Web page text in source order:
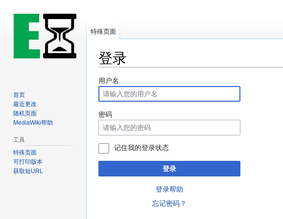
登录
跳
到
导
航
跳
到
搜
索
用户名
密码
记住我的登录状态
登录
登录帮助
忘记密码？
特殊页面
首页
最近更改
随机页面
MediaWiki帮助
工具
特殊页面
可打印版本
获取短URL